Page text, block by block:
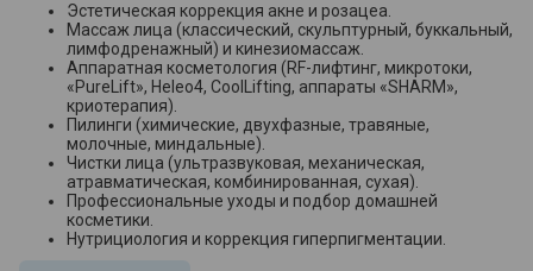
Эстетическая коррекция акне и розацеа.
Массаж лица (классический, скульптурный, буккальный,
лимфодренажный) и кинезиомассаж.
Аппаратная косметология (RF-лифтинг, микротоки,
«PureLift», Heleo4, CoolLifting, аппараты «SHARM»,
криотерапия).
Пилинги (химические, двухфазные, травяные,
молочные, миндальные).
Чистки лица (ультразвуковая, механическая,
атравматическая, комбинированная, сухая).
Профессиональные уходы и подбор домашней
косметики.
Нутрициология и коррекция гиперпигментации.